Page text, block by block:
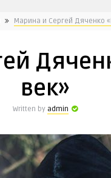
Марина и Сергей Дяченко
век»
Written by admin